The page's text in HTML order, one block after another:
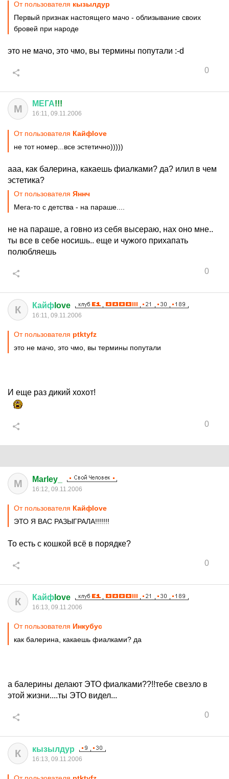
От пользователя кызылдур
Первый признак настоящего мачо - облизывание своих
бровей при народе
это не мачо, это чмо, вы термины попутали :-d
0
М МЕГА!!!
16:11, 09.11.2006
От пользователя Кайфlove
не тот номер...все эстетично)))))
ааа, как балерина, какаешь фиалками? да? илил в чем
эстетика?
От пользователя Яннч
Мега-то с детства - на параше....
не на параше, а говно из себя высераю, нах оно мне..
ты все в себе носишь.. еще и чужого прихапать
полюбляешь
0
К Кайф love
16:11, 09.11.2006
От пользователя ptktyfz
это не мачо, это чмо, вы термины попутали
И еще раз дикий хохот!
0
M Marley_
16:12, 09.11.2006
От пользователя Кайфlove
ЭТО Я ВАС РАЗЫГРАЛА!!!!!!!
То есть с кошкой всё в порядке?
0
К Кайф love
16:13, 09.11.2006
От пользователя Инкубус
как балерина, какаешь фиалками? да
а балерины делают ЭТО фиалками??!!тебе свезло в
этой жизни....ты ЭТО видел...
0
К кызылдур
16:13, 09.11.2006